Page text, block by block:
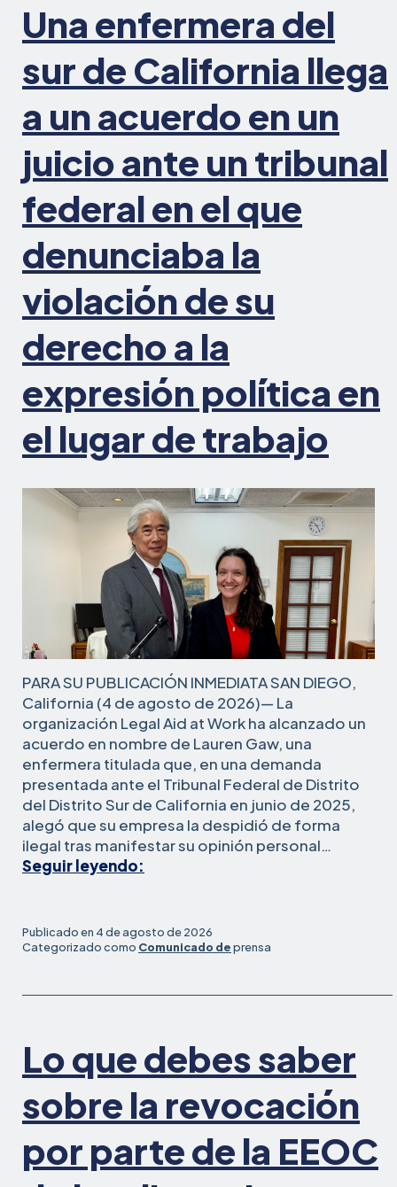
expresión
en
el
lugar
de
trabajo
Una enfermera del
sur de California llega
a un acuerdo en un
juicio ante un tribunal
federal en el que
denunciaba la
violación de su
derecho a la
expresión política en
el lugar de trabajo
PARA SU PUBLICACIÓN INMEDIATA SAN DIEGO,
California (4 de agosto de 2026)— La
organización Legal Aid at Work ha alcanzado un
acuerdo en nombre de Lauren Gaw, una
enfermera titulada que, en una demanda
presentada ante el Tribunal Federal de Distrito
del Distrito Sur de California en junio de 2025,
alegó que su empresa la despidió de forma
ilegal tras manifestar su opinión personal…
Seguir leyendo:
sur
de
acuerdo
en
caso
ante
un
tribunal
Publicado en 4 de agosto de 2026
Categorizado como Comunicado deprensa
Lo que debes saber
sobre la revocación
por parte de la EEOC